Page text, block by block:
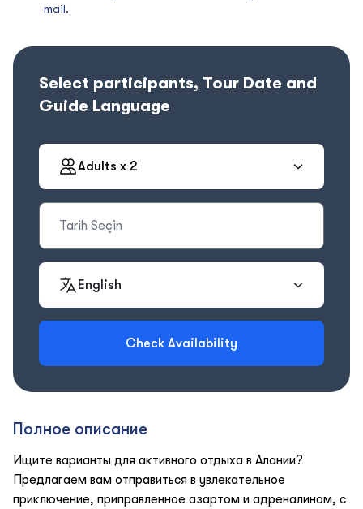
mail.
Select participants, Tour Date and
Guide Language
Adults x 2
English
Check Availability
Полное описание
Ищите варианты для активного отдыха в Алании?
Предлагаем вам отправиться в увлекательное
приключение, приправленное азартом и адреналином, с